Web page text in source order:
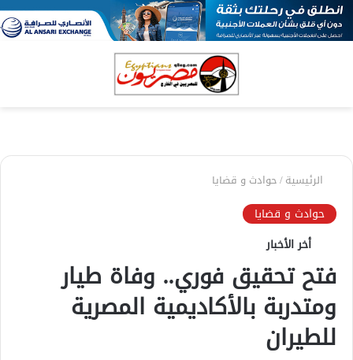
الرئيسية/حوادث و قضايا
حوادث و قضايا
أخر الأخبار
فتح تحقيق فوري.. وفاة طيار
ومتدربة بالأكاديمية المصرية
للطيران